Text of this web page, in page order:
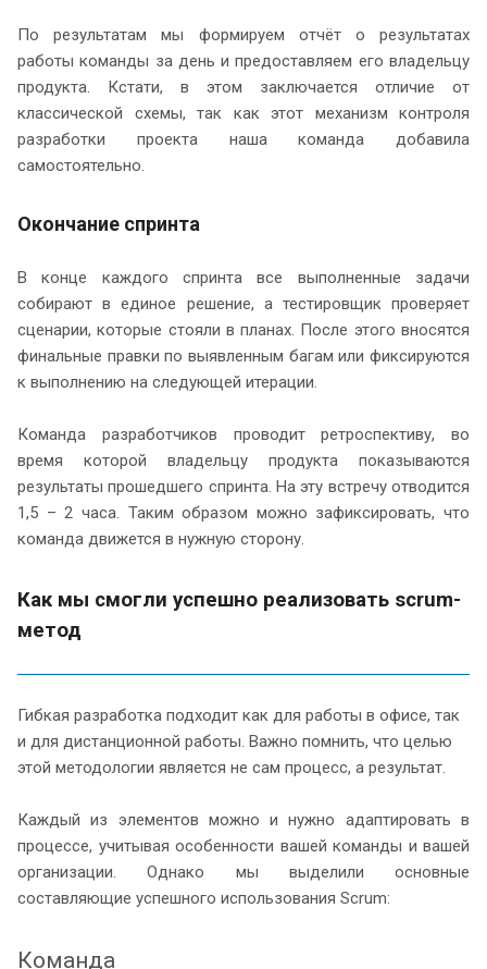
По результатам мы формируем отчёт о результатах
работы команды за день и предоставляем его владельцу
продукта. Кстати, в этом заключается отличие от
классической схемы, так как этот механизм контроля
разработки проекта наша команда добавила
самостоятельно.
Окончание спринта
В конце каждого спринта все выполненные задачи
собирают в единое решение, а тестировщик проверяет
сценарии, которые стояли в планах. После этого вносятся
финальные правки по выявленным багам или фиксируются
к выполнению на следующей итерации.
Команда разработчиков проводит ретроспективу, во
время которой владельцу продукта показываются
результаты прошедшего спринта. На эту встречу отводится
1,5 – 2 часа. Таким образом можно зафиксировать, что
команда движется в нужную сторону.
Как мы смогли успешно реализовать scrum-
метод
Гибкая разработка подходит как для работы в офисе, так
и для дистанционной работы. Важно помнить, что целью
этой методологии является не сам процесс, а результат.
Каждый из элементов можно и нужно адаптировать в
процессе, учитывая особенности вашей команды и вашей
организации. Однако мы выделили основные
составляющие успешного использования Scrum:
Команда